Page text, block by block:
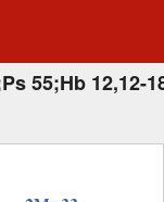
55;Hb 12,12-